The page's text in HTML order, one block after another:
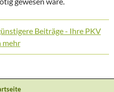
Beiträge - Ihre PKV
mehr